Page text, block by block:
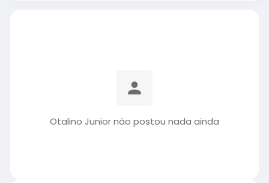
Otalino Junior não postou nada ainda